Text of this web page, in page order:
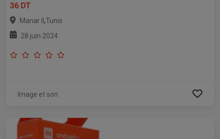
36 DT
Manar II ,Tunis
28 juin 2024
Image et son